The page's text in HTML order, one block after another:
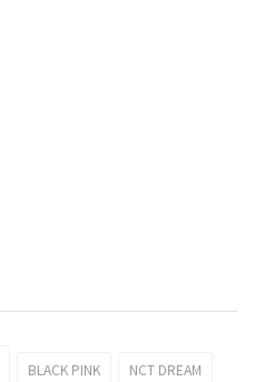
BLACK PINK NCT DREAM